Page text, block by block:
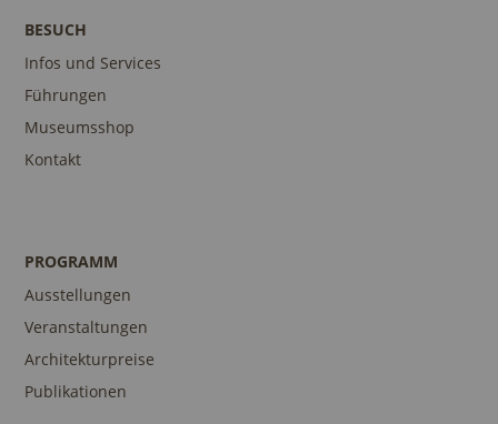
BESUCH
Infos und Services
Führungen
Museumsshop
Kontakt
PROGRAMM
Ausstellungen
Veranstaltungen
Architekturpreise
Publikationen